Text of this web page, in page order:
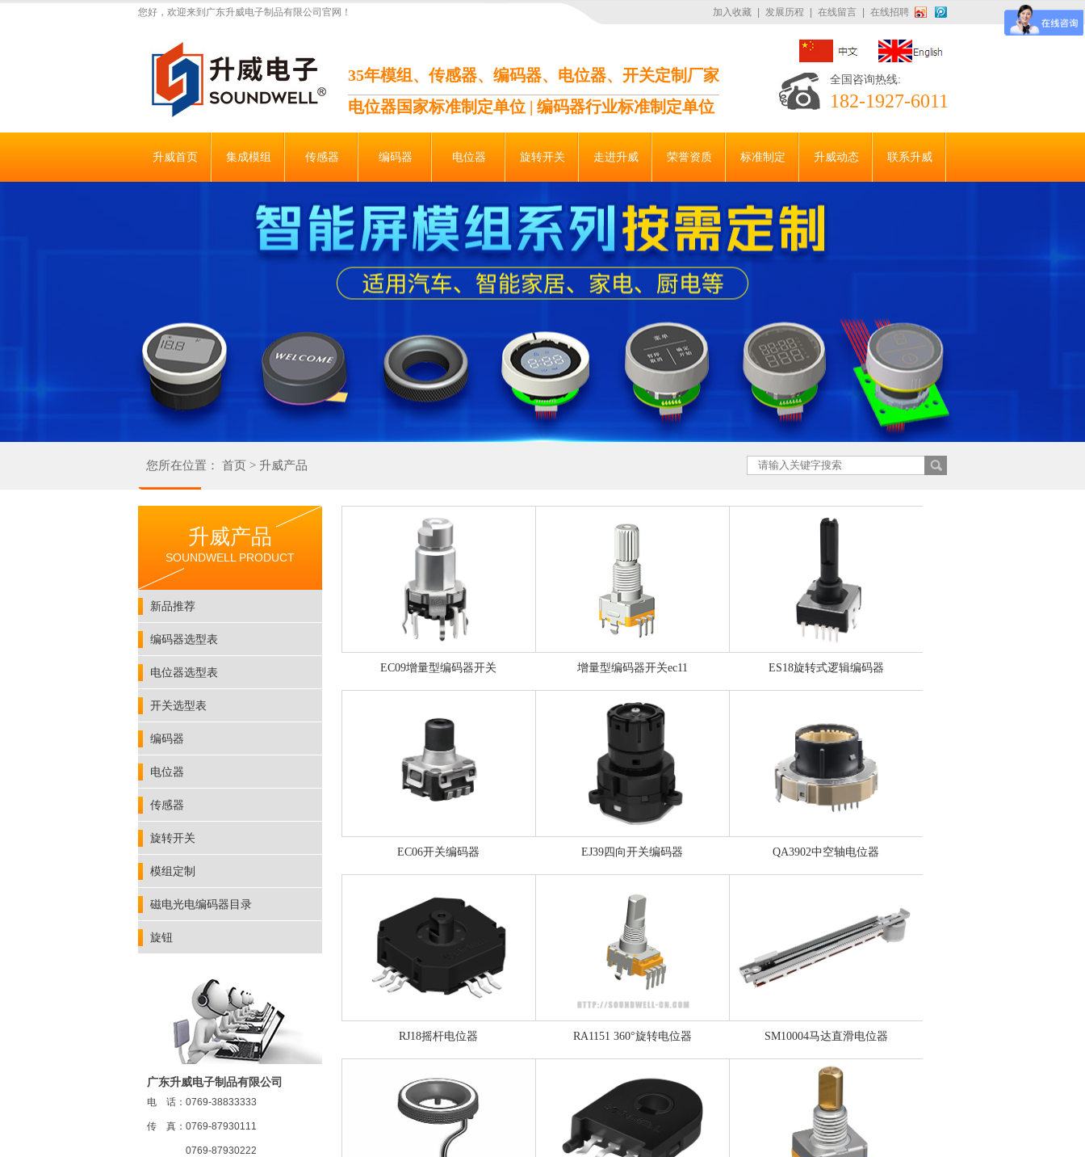
加入收藏 发展历程 在线留言 在线招聘
您好，欢迎来到广东升威电子制品有限公司官网！
全国咨询热线:
182-1927-6011
35年模组、传感器、编码器、电位器、开关定制厂家
电位器国家标准制定单位 | 编码器行业标准制定单位
升威首页 集成模组 传感器 编码器 电位器 旋转开关 走进升威 荣誉资质 标准制定 升威动态 联系升威
您所在位置： 首页 > 升威产品
升威产品
SOUNDWELL PRODUCT
新品推荐
编码器选型表
电位器选型表
开关选型表
编码器
电位器
传感器
旋转开关
模组定制
磁电光电编码器目录
旋钮
广东升威电子制品有限公司
电 话：0769-38833333
传 真：0769-87930111
0769-87930222
EC09增量型编码器开关 增量型编码器开关ec11 ES18旋转式逻辑编码器
EC06开关编码器 EJ39四向开关编码器 QA3902中空轴电位器
RJ18摇杆电位器 RA1151 360°旋转电位器 SM10004马达直滑电位器